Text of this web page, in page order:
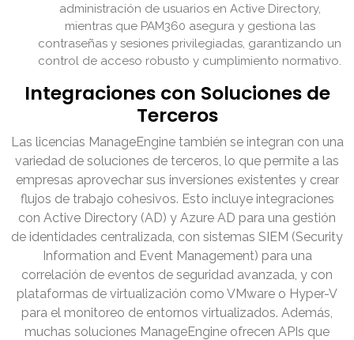
administración de usuarios en Active Directory,
mientras que PAM360 asegura y gestiona las
contraseñas y sesiones privilegiadas, garantizando un
control de acceso robusto y cumplimiento normativo.
Integraciones con Soluciones de
Terceros
Las licencias ManageEngine también se integran con una
variedad de soluciones de terceros, lo que permite a las
empresas aprovechar sus inversiones existentes y crear
flujos de trabajo cohesivos. Esto incluye integraciones
con Active Directory (AD) y Azure AD para una gestión
de identidades centralizada, con sistemas SIEM (Security
Information and Event Management) para una
correlación de eventos de seguridad avanzada, y con
plataformas de virtualización como VMware o Hyper-V
para el monitoreo de entornos virtualizados. Además,
muchas soluciones ManageEngine ofrecen APIs que